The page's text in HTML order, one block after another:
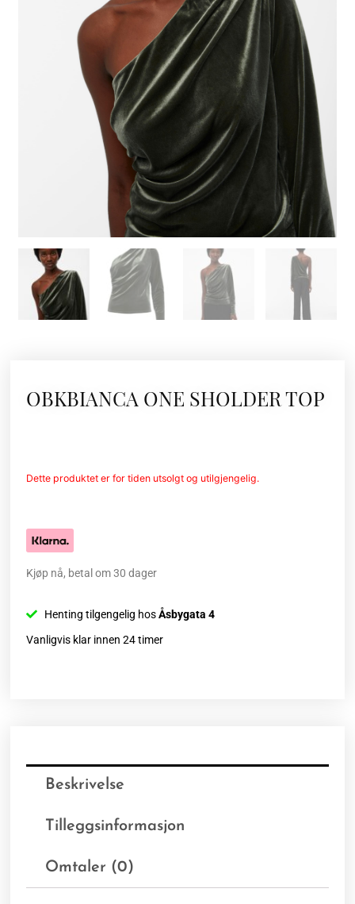
OBKBIANCA ONE SHOLDER TOP
Dette produktet er for tiden utsolgt og utilgjengelig.
Kjøp nå, betal om 30 dager
Henting tilgengelig hosÅsbygata 4
Vanligvis klar innen 24 timer
Beskrivelse
Tilleggsinformasjon
Omtaler (0)